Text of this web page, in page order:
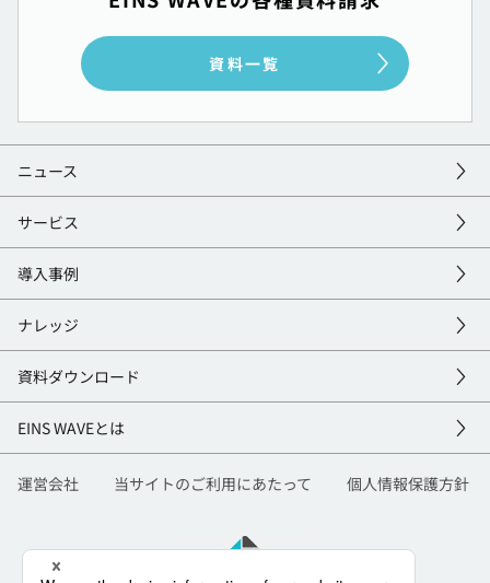
資料一覧
ニュース
サービス
導入事例
ナレッジ
資料ダウンロード
EINSWAVEとは
運営会社 当サイトのご利用にあたって 個人情報保護方針